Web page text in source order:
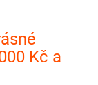
Kč a